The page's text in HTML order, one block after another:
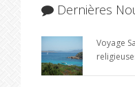
Dernières
Voyage